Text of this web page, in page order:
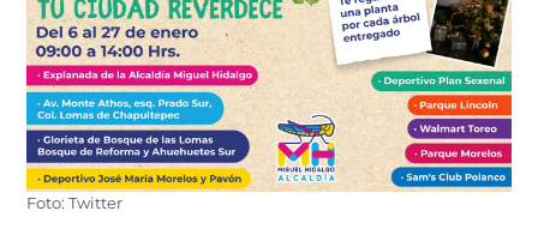
Foto: Twitter